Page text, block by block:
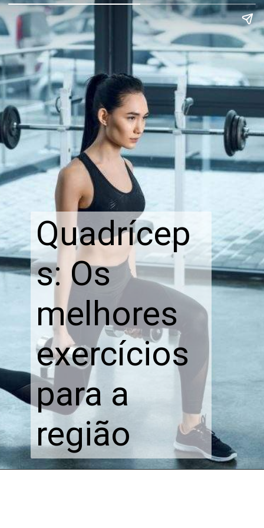
Quadrícep
s: Os
melhores
exercícios
para a
região